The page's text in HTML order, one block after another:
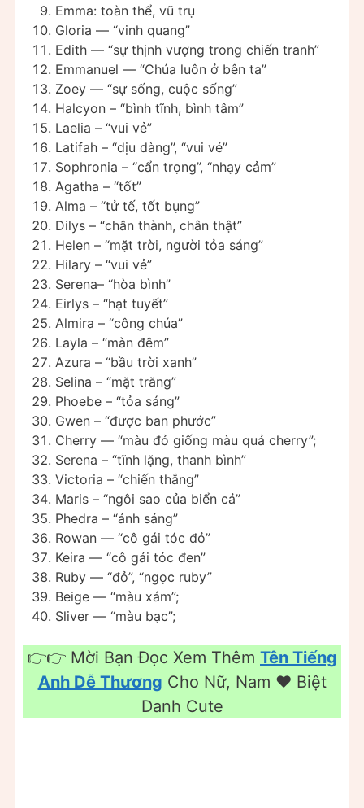
Emma: toàn thể, vũ trụ
Gloria — “vinh quang”
Edith — “sự thịnh vượng trong chiến tranh”
Emmanuel — “Chúa luôn ở bên ta”
Zoey — “sự sống, cuộc sống”
Halcyon – “bình tĩnh, bình tâm”
Laelia – “vui vẻ”
Latifah – “dịu dàng”, “vui vẻ”
Sophronia – “cẩn trọng”, “nhạy cảm”
Agatha – “tốt”
Alma – “tử tế, tốt bụng”
Dilys – “chân thành, chân thật”
Helen – “mặt trời, người tỏa sáng”
Hilary – “vui vẻ”
Serena– “hòa bình”
Eirlys – “hạt tuyết”
Almira – “công chúa”
Layla – “màn đêm”
Azura – “bầu trời xanh”
Selina – “mặt trăng”
Phoebe – “tỏa sáng”
Gwen – “được ban phước”
Cherry — “màu đỏ giống màu quả cherry”;
Serena – “tĩnh lặng, thanh bình”
Victoria – “chiến thắng”
Maris – “ngôi sao của biển cả”
Phedra – “ánh sáng”
Rowan — “cô gái tóc đỏ”
Keira — “cô gái tóc đen”
Ruby — “đỏ”, “ngọc ruby”
Beige — “màu xám”;
Sliver — “màu bạc”;
👉👉 Mời Bạn Đọc Xem Thêm Tên Tiếng
Anh Dễ Thương Cho Nữ, Nam ❤️️ Biệt
Danh Cute